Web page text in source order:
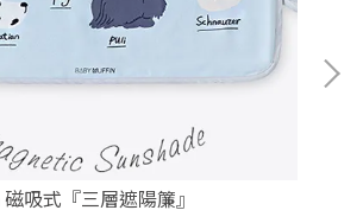
吸式『三層遮陽簾』